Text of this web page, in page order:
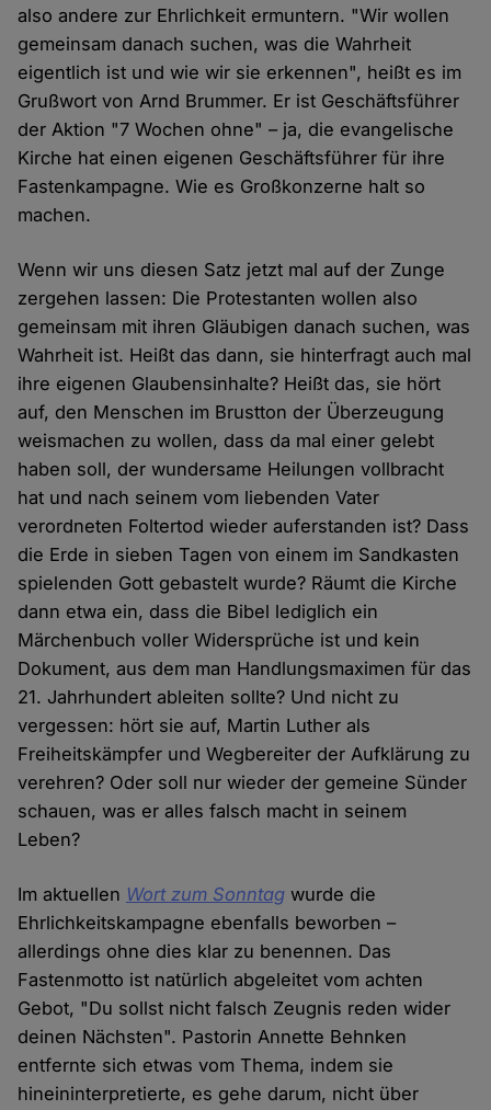
also andere zur Ehrlichkeit ermuntern. "Wir wollen
gemeinsam danach suchen, was die Wahrheit
eigentlich ist und wie wir sie erkennen", heißt es im
Grußwort von Arnd Brummer. Er ist Geschäftsführer
der Aktion "7 Wochen ohne" – ja, die evangelische
Kirche hat einen eigenen Geschäftsführer für ihre
Fastenkampagne. Wie es Großkonzerne halt so
machen.
Wenn wir uns diesen Satz jetzt mal auf der Zunge
zergehen lassen: Die Protestanten wollen also
gemeinsam mit ihren Gläubigen danach suchen, was
Wahrheit ist. Heißt das dann, sie hinterfragt auch mal
ihre eigenen Glaubensinhalte? Heißt das, sie hört
auf, den Menschen im Brustton der Überzeugung
weismachen zu wollen, dass da mal einer gelebt
haben soll, der wundersame Heilungen vollbracht
hat und nach seinem vom liebenden Vater
verordneten Foltertod wieder auferstanden ist? Dass
die Erde in sieben Tagen von einem im Sandkasten
spielenden Gott gebastelt wurde? Räumt die Kirche
dann etwa ein, dass die Bibel lediglich ein
Märchenbuch voller Widersprüche ist und kein
Dokument, aus dem man Handlungsmaximen für das
21. Jahrhundert ableiten sollte? Und nicht zu
vergessen: hört sie auf, Martin Luther als
Freiheitskämpfer und Wegbereiter der Aufklärung zu
verehren? Oder soll nur wieder der gemeine Sünder
schauen, was er alles falsch macht in seinem
Leben?
Im aktuellen Wort zum Sonntag wurde die
Ehrlichkeitskampagne ebenfalls beworben –
allerdings ohne dies klar zu benennen. Das
Fastenmotto ist natürlich abgeleitet vom achten
Gebot, "Du sollst nicht falsch Zeugnis reden wider
deinen Nächsten". Pastorin Annette Behnken
entfernte sich etwas vom Thema, indem sie
hineininterpretierte, es gehe darum, nicht über